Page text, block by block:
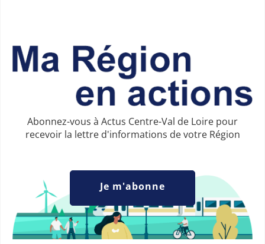
Abonnez-vous à Actus Centre-Val de Loire pour
recevoir la lettre d'informations de votre Région
Je m'abonne